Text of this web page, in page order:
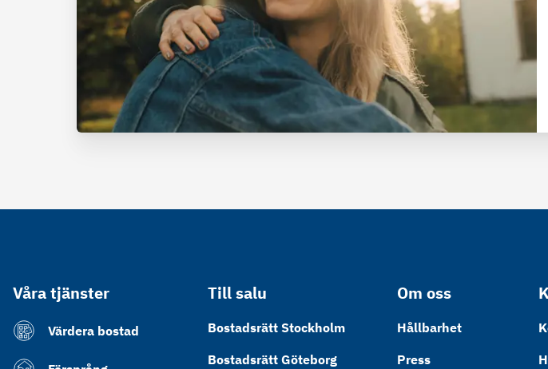
Våra tjänster
Värdera bostad
Till salu
Bostadsrätt Stockholm
Bostadsrätt Göteborg
Om oss
Hållbarhet
Press